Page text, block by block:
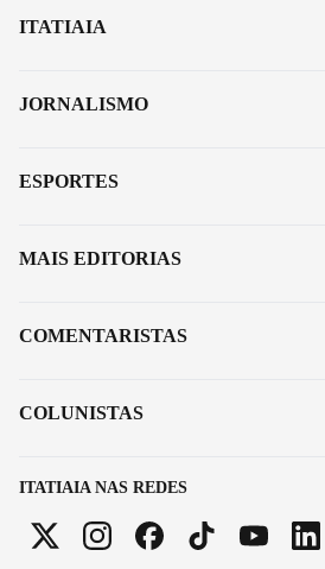
ITATIAIA NAS REDES
ITATIAIA
JORNALISMO
ESPORTES
MAIS EDITORIAS
COMENTARISTAS
COLUNISTAS